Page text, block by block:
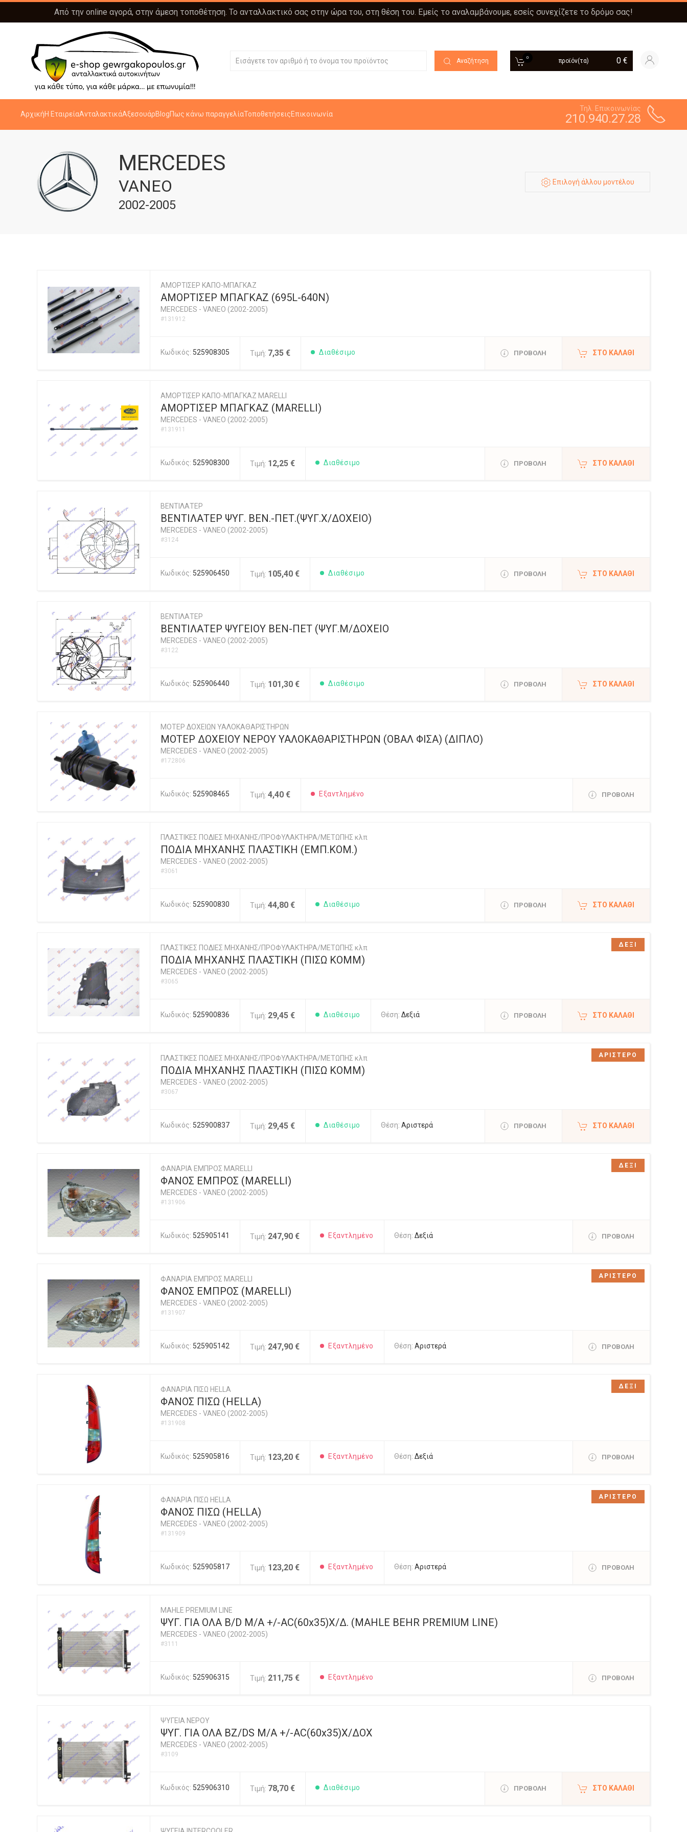
Από την online αγορά, στην άμεση τοποθέτηση. Το ανταλλακτικό σας στην ώρα του, στη θέση του. Εμείς το αναλαμβάνουμε, εσείς συνεχίζετε το δρόμο σας!
Αναζήτηση 0 προϊόν(τα) 0 €
ΑρχικήΗ ΕταιρείαΑνταλακτικάΑξεσουάρBlogΠως κάνω παραγγελίαΤοποθετήσειςΕπικοινωνία
Τηλ. Επικοινωνίας
210.940.27.28
MERCEDES
VANEO
2002-2005
Επιλογή άλλου μοντέλου
ΑΜΟΡΤΙΣΕΡ ΚΑΠΟ-ΜΠΑΓΚΑΖ
ΑΜΟΡΤΙΣΕΡ ΜΠΑΓΚΑΖ (695L-640N)
MERCEDES - VANEO (2002-2005)
#131912
Κωδικός: 525908305 Τιμή: 7,35 € Διαθέσιμο ΠΡΟΒΟΛΗ ΣΤΟ ΚΑΛΆΘΙ
ΑΜΟΡΤΙΣΕΡ ΚΑΠΟ-ΜΠΑΓΚΑΖ MARELLI
ΑΜΟΡΤΙΣΕΡ ΜΠΑΓΚΑΖ (MARELLI)
MERCEDES - VANEO (2002-2005)
#131911
Κωδικός: 525908300 Τιμή: 12,25 € Διαθέσιμο ΠΡΟΒΟΛΗ ΣΤΟ ΚΑΛΆΘΙ
ΒΕΝΤΙΛΑΤΕΡ
ΒΕΝΤΙΛΑΤΕΡ ΨΥΓ. ΒΕΝ.-ΠΕΤ.(ΨΥΓ.Χ/ΔΟΧΕΙΟ)
MERCEDES - VANEO (2002-2005)
#3124
Κωδικός: 525906450 Τιμή: 105,40 € Διαθέσιμο ΠΡΟΒΟΛΗ ΣΤΟ ΚΑΛΆΘΙ
ΒΕΝΤΙΛΑΤΕΡ
ΒΕΝΤΙΛΑΤΕΡ ΨΥΓΕΙΟΥ ΒΕΝ-ΠΕΤ (ΨΥΓ.Μ/ΔΟΧΕΙΟ
MERCEDES - VANEO (2002-2005)
#3122
Κωδικός: 525906440 Τιμή: 101,30 € Διαθέσιμο ΠΡΟΒΟΛΗ ΣΤΟ ΚΑΛΆΘΙ
ΜΟΤΕΡ ΔΟΧΕΙΩΝ ΥΑΛΟΚΑΘΑΡΙΣΤΗΡΩΝ
ΜΟΤΕΡ ΔΟΧΕΙΟΥ ΝΕΡΟΥ ΥΑΛΟΚΑΘΑΡΙΣΤΗΡΩΝ (ΟΒΑΛ ΦΙΣΑ) (ΔΙΠΛΟ)
MERCEDES - VANEO (2002-2005)
#172806
Κωδικός: 525908465 Τιμή: 4,40 € Εξαντλημένο ΠΡΟΒΟΛΗ
ΠΛΑΣΤΙΚΕΣ ΠΟΔΙΕΣ ΜΗΧΑΝΗΣ/ΠΡΟΦΥΛΑΚΤΗΡΑ/ΜΕΤΩΠΗΣ κλπ
ΠΟΔΙΑ ΜΗΧΑΝΗΣ ΠΛΑΣΤΙΚΗ (ΕΜΠ.ΚΟΜ.)
MERCEDES - VANEO (2002-2005)
#3061
Κωδικός: 525900830 Τιμή: 44,80 € Διαθέσιμο ΠΡΟΒΟΛΗ ΣΤΟ ΚΑΛΆΘΙ
ΠΛΑΣΤΙΚΕΣ ΠΟΔΙΕΣ ΜΗΧΑΝΗΣ/ΠΡΟΦΥΛΑΚΤΗΡΑ/ΜΕΤΩΠΗΣ κλπ
ΠΟΔΙΑ ΜΗΧΑΝΗΣ ΠΛΑΣΤΙΚΗ (ΠΙΣΩ ΚΟΜΜ)
MERCEDES - VANEO (2002-2005)
#3065
Κωδικός: 525900836 Τιμή: 29,45 € Διαθέσιμο Θέση: Δεξιά ΠΡΟΒΟΛΗ ΣΤΟ ΚΑΛΆΘΙ
ΔΕΞΙ
ΠΛΑΣΤΙΚΕΣ ΠΟΔΙΕΣ ΜΗΧΑΝΗΣ/ΠΡΟΦΥΛΑΚΤΗΡΑ/ΜΕΤΩΠΗΣ κλπ
ΠΟΔΙΑ ΜΗΧΑΝΗΣ ΠΛΑΣΤΙΚΗ (ΠΙΣΩ ΚΟΜΜ)
MERCEDES - VANEO (2002-2005)
#3067
Κωδικός: 525900837 Τιμή: 29,45 € Διαθέσιμο Θέση: Αριστερά ΠΡΟΒΟΛΗ ΣΤΟ ΚΑΛΆΘΙ
ΑΡΙΣΤΕΡΟ
ΦΑΝΑΡΙΑ ΕΜΠΡΟΣ MARELLI
ΦΑΝΟΣ ΕΜΠΡΟΣ (MARELLI)
MERCEDES - VANEO (2002-2005)
#131906
Κωδικός: 525905141 Τιμή: 247,90 € Εξαντλημένο Θέση: Δεξιά ΠΡΟΒΟΛΗ
ΔΕΞΙ
ΦΑΝΑΡΙΑ ΕΜΠΡΟΣ MARELLI
ΦΑΝΟΣ ΕΜΠΡΟΣ (MARELLI)
MERCEDES - VANEO (2002-2005)
#131907
Κωδικός: 525905142 Τιμή: 247,90 € Εξαντλημένο Θέση: Αριστερά ΠΡΟΒΟΛΗ
ΑΡΙΣΤΕΡΟ
ΦΑΝΑΡΙΑ ΠΙΣΩ HELLA
ΦΑΝΟΣ ΠΙΣΩ (HELLA)
MERCEDES - VANEO (2002-2005)
#131908
Κωδικός: 525905816 Τιμή: 123,20 € Εξαντλημένο Θέση: Δεξιά ΠΡΟΒΟΛΗ
ΔΕΞΙ
ΦΑΝΑΡΙΑ ΠΙΣΩ HELLA
ΦΑΝΟΣ ΠΙΣΩ (HELLA)
MERCEDES - VANEO (2002-2005)
#131909
Κωδικός: 525905817 Τιμή: 123,20 € Εξαντλημένο Θέση: Αριστερά ΠΡΟΒΟΛΗ
ΑΡΙΣΤΕΡΟ
MAHLE PREMIUM LINE
ΨΥΓ. ΓΙΑ ΟΛΑ Β/D M/A +/-AC(60x35)Χ/Δ. (MAHLE BEHR PREMIUM LINE)
MERCEDES - VANEO (2002-2005)
#3111
Κωδικός: 525906315 Τιμή: 211,75 € Εξαντλημένο ΠΡΟΒΟΛΗ
ΨΥΓΕΙΑ ΝΕΡΟΥ
ΨΥΓ. ΓΙΑ ΟΛΑ ΒΖ/DS M/A +/-AC(60x35)Χ/ΔΟΧ
MERCEDES - VANEO (2002-2005)
#3109
Κωδικός: 525906310 Τιμή: 78,70 € Διαθέσιμο ΠΡΟΒΟΛΗ ΣΤΟ ΚΑΛΆΘΙ